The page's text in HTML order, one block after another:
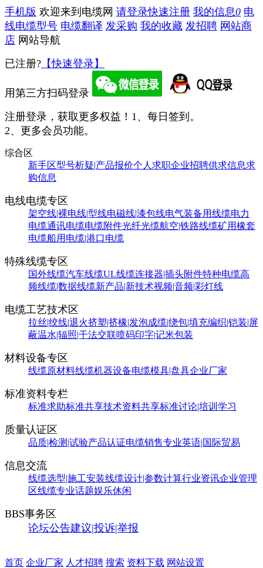
手机版 欢迎来到电缆网 请登录快速注册 我的信息0 电
线电缆型号 电缆翻译 发采购 我的收藏 发招聘 网站商
店 网站导航
已注册? 【快速登录】
用第三方扫码登录
注册登录，获取更多权益！ 1、每日签到。
2、更多会员功能。
综合区
新手区型号析疑|产品报价个人求职企业招聘供求信息求
购信息
电线电缆专区
架空线|裸电线|型线电磁线|漆包线电气装备用线缆电力
电缆通讯电缆电缆附件光纤光缆航空|铁路线缆矿用橡套
电缆船用电缆|港口电缆
特殊线缆专区
国外线缆汽车线缆UL线缆连接器|插头附件特种电缆高
频线缆|数据线缆新产品|新技术视频|音频|彩灯线
电缆工艺技术区
拉丝|绞线|退火挤塑|挤橡|发泡成缆|绕包|填充编织|铠装|屏
蔽温水|辐照|干法交联喷码印字|记米包装
材料设备专区
线缆原材料线缆机器设备电缆模具|盘具企业厂家
标准资料专栏
标准求助标准共享技术资料共享标准讨论|培训学习
质量认证区
品质|检测|试验产品认证电缆销售专业英语|国际贸易
信息交流
线缆选型|施工安装线缆设计|参数计算行业资讯企业管理
区线缆专业话题娱乐休闲
BBS事务区
论坛公告建议|投诉|举报
首页 企业厂家 人才招聘 搜索 资料下载 网站设置